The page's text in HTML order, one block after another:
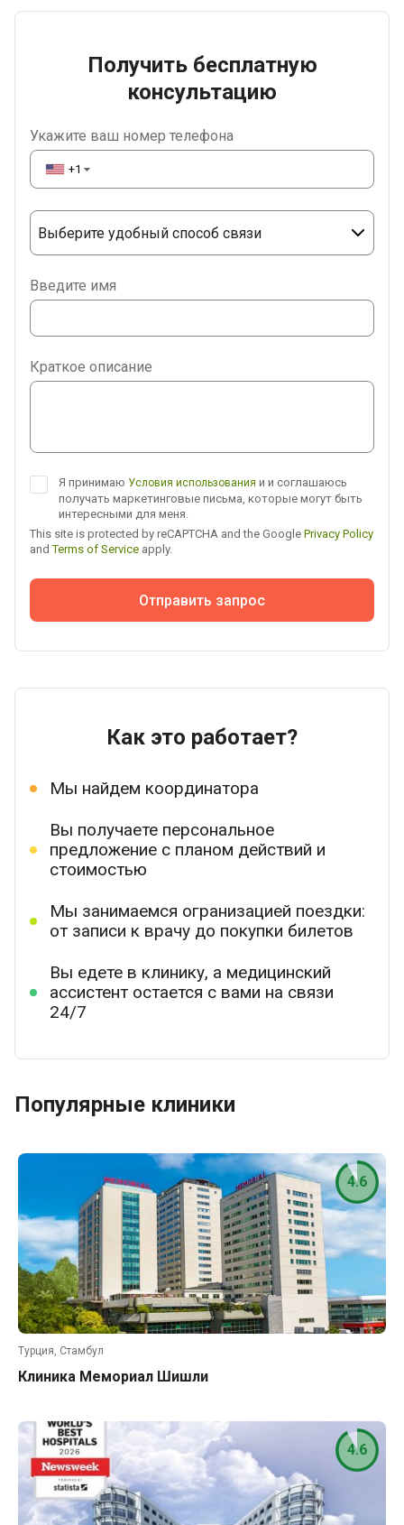
Получить бесплатную
консультацию
Укажите ваш номер телефона
+1 ▼
Выберите удобный способ связи
Telegram
Введите имя
Краткое описание
Я принимаю Условия использования и и соглашаюсь
получать маркетинговые письма, которые могут быть
интересными для меня.
This site is protected by reCAPTCHA and the Google Privacy Policy
andTerms of Service apply.
Отправить запрос
Как это работает?
Мы найдем координатора
Вы получаете персональное
предложение с планом действий и
стоимостью
Мы занимаемся огранизацией поездки:
от записи к врачу до покупки билетов
Вы едете в клинику, а медицинский
ассистент остается с вами на связи
24/7
Популярные клиники
Турция, Стамбул
Клиника Мемориал Шишли
4.6
4.6